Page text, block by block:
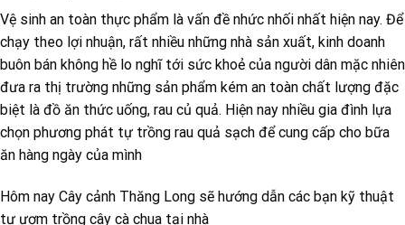
Vệ sinh an toàn thực phẩm là vấn đề nhức nhối nhất hiện nay. Để
chạy theo lợi nhuận, rất nhiều những nhà sản xuất, kinh doanh
buôn bán không hề lo nghĩ tới sức khoẻ của người dân mặc nhiên
đưa ra thị trường những sản phẩm kém an toàn chất lượng đặc
biệt là đồ ăn thức uống, rau củ quả. Hiện nay nhiều gia đình lựa
chọn phương phát tự trồng rau quả sạch để cung cấp cho bữa
ăn hàng ngày của mình
Hôm nay Cây cảnh Thăng Long sẽ hướng dẫn các bạn kỹ thuật
tự ươm trồng cây cà chua tại nhà